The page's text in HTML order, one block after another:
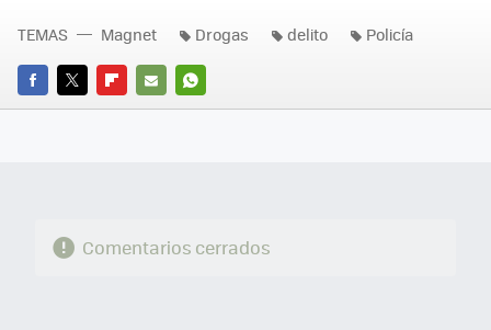
FACEBOOK
TWITTERFLIPBOARD
E-
WHATSAPP
TEMAS Magnet Drogas delito Policía
Comentarios cerrados